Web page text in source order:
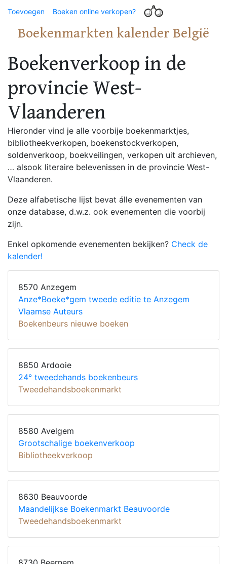
Toevoegen Boeken online verkopen?
Boekenmarkten kalender België
Boekenverkoop in de
provincie West-
Vlaanderen
Hieronder vind je alle voorbije boekenmarktjes,
bibliotheekverkopen, boekenstockverkopen,
soldenverkoop, boekveilingen, verkopen uit archieven,
… alsook literaire belevenissen in de provincie West-
Vlaanderen.
Deze alfabetische lijst bevat álle evenementen van
onze database, d.w.z. ook evenementen die voorbij
zijn.
Enkel opkomende evenementen bekijken? Check de
kalender!
8570 Anzegem
Anze*Boeke*gem tweede editie te Anzegem
Vlaamse Auteurs
Boekenbeurs nieuwe boeken
8850 Ardooie
24° tweedehands boekenbeurs
Tweedehandsboekenmarkt
8580 Avelgem
Grootschalige boekenverkoop
Bibliotheekverkoop
8630 Beauvoorde
Maandelijkse Boekenmarkt Beauvoorde
Tweedehandsboekenmarkt